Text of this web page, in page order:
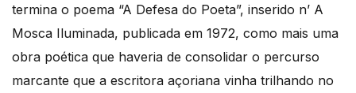
termina o poema “A Defesa do Poeta”, inserido n’ A
Mosca Iluminada, publicada em 1972, como mais uma
obra poética que haveria de consolidar o percurso
marcante que a escritora açoriana vinha trilhando no